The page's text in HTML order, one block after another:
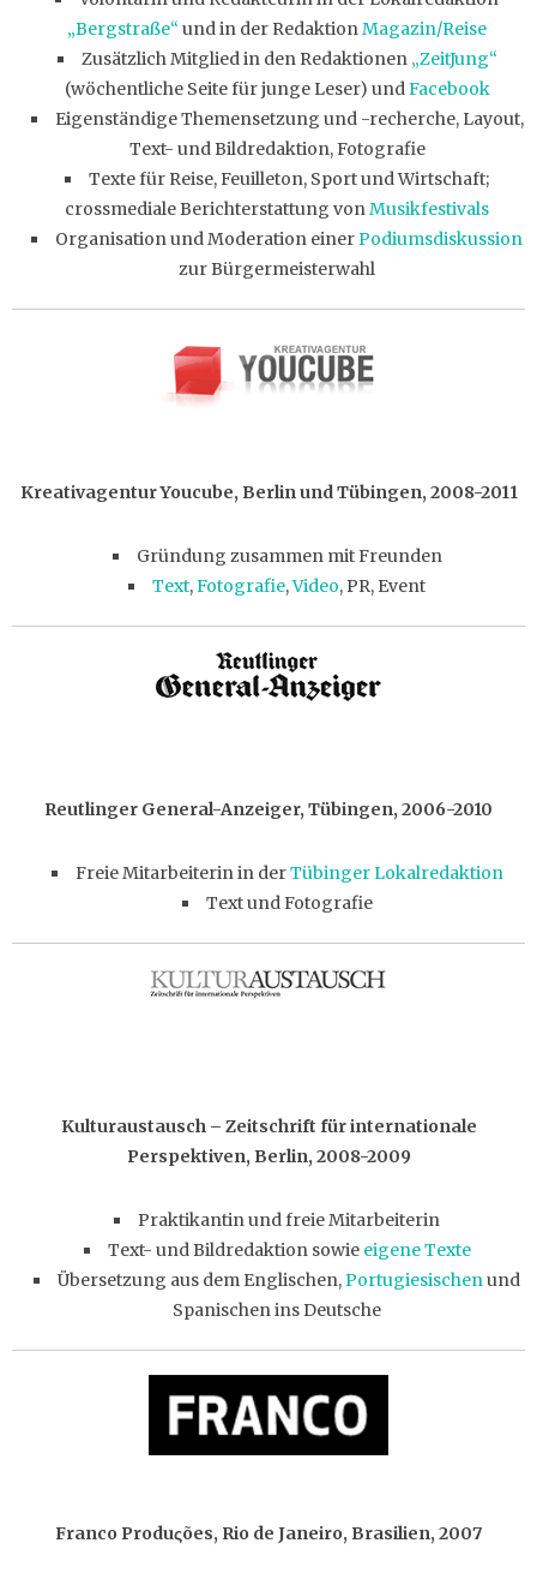
„Bergstraße“ und in der RedaktionMagazin/Reise
Zusätzlich Mitglied in den Redaktionen „ZeitJung“
(wöchentliche Seite für junge Leser) undFacebook
Eigenständige Themensetzung und -recherche, Layout,
Text- und Bildredaktion, Fotografie
Texte für Reise, Feuilleton, Sport und Wirtschaft;
crossmediale Berichterstattung vonMusikfestivals
Organisation und Moderation einerPodiumsdiskussion
zur Bürgermeisterwahl
Kreativagentur Youcube, Berlin und Tübingen, 2008-2011
Gründung zusammen mit Freunden
Text,Fotografie,Video, PR, Event
Reutlinger General-Anzeiger, Tübingen, 2006-2010
Freie Mitarbeiterin in derTübinger Lokalredaktion
Text und Fotografie
Kulturaustausch – Zeitschrift für internationale
Perspektiven, Berlin, 2008-2009
Praktikantin und freie Mitarbeiterin
Text- und Bildredaktion sowie eigene Texte
Übersetzung aus dem Englischen,Portugiesischenund
Spanischen ins Deutsche
Franco Produςões, Rio de Janeiro, Brasilien, 2007